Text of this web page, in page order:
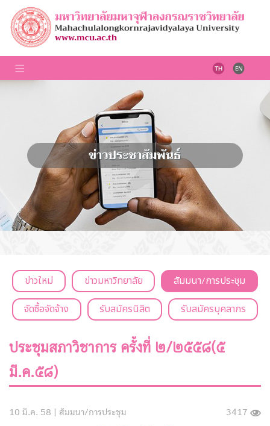
ข่าวประชาสัมพันธ์
ข่าวใหม่ ข่าวมหาวิทยาลัย
สัมมนา/การประชุม
จัดซื้อจัดจ้าง
รับสมัครนิสิต รับสมัครบุคลากร
ประชุมสภาวิชาการ ครั้งที่ ๒/๒๕๕๘(๕
มี.ค.๕๘)
10 มี.ค. 58 | สัมมนา/การประชุม 3417